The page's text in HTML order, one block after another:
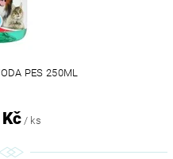
PES 250ML
/ ks